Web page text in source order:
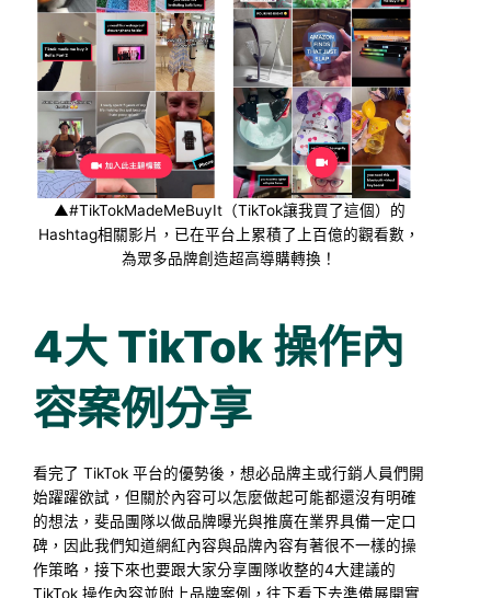
▲#TikTokMadeMeBuyIt（TikTok讓我買了這個）的
Hashtag相關影片，已在平台上累積了上百億的觀看數，
為眾多品牌創造超高導購轉換！
4大 TikTok 操作內
容案例分享
看完了 TikTok 平台的優勢後，想必品牌主或行銷人員們開
始躍躍欲試，但關於內容可以怎麼做起可能都還沒有明確
的想法，斐品團隊以做品牌曝光與推廣在業界具備一定口
碑，因此我們知道網紅內容與品牌內容有著很不一樣的操
作策略，接下來也要跟大家分享團隊收整的4大建議的
TikTok 操作內容並附上品牌案例，往下看下去準備展開實